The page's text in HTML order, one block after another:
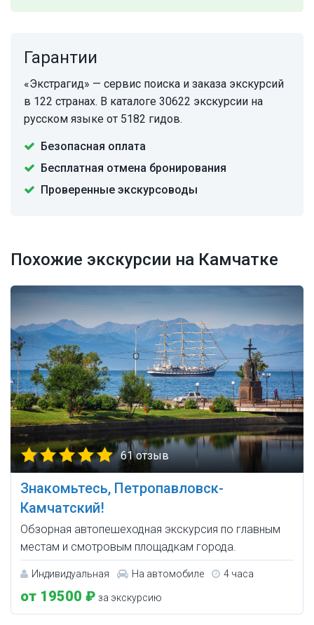
Гарантии
«Экстрагид» — сервис поиска и заказа экскурсий
в 122 странах. В каталоге 30622 экскурсии на
русском языке от 5182 гидов.
Безопасная оплата
Бесплатная отмена бронирования
Проверенные экскурсоводы
Похожие экскурсии на Камчатке
61 отзыв
Знакомьтесь, Петропавловск-
Камчатский!
Обзорная автопешеходная экскурсия по главным
местам и смотровым площадкам города.
Индивидуальная На автомобиле 4 часа
от 19500 ₽ за экскурсию